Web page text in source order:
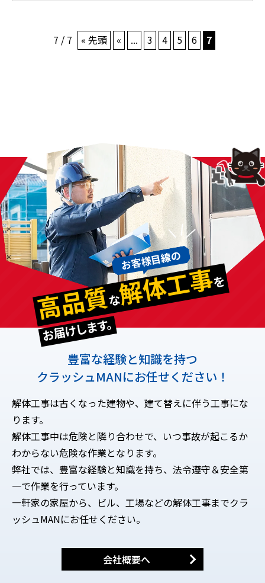
7 / 7 « 先頭 « ... 3 4 5 6 7
お客様目線の
高品質な解体工事を
お届けします。
豊富な経験と知識を持つ
クラッシュMANにお任せください！
解体工事は古くなった建物や、建て替えに伴う工事にな
ります。
解体工事中は危険と隣り合わせで、いつ事故が起こるか
わからない危険な作業となります。
弊社では、豊富な経験と知識を持ち、法令遵守＆安全第
一で作業を行っています。
一軒家の家屋から、ビル、工場などの解体工事までクラ
ッシュMANにお任せください。
会社概要へ